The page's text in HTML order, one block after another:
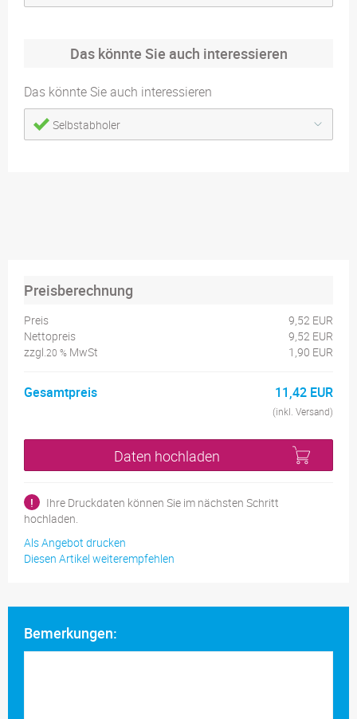
Das könnte Sie auch interessieren
Das könnte Sie auch interessieren
Selbstabholer
Preisberechnung
Preis
9,52 EUR
Nettopreis
9,52 EUR
zzgl.20 % MwSt 1,90 EUR
Gesamtpreis 11,42 EUR
(inkl. Versand)
Daten hochladen
!
Ihre Druckdaten können Sie im nächsten Schritt
hochladen.
Als Angebot drucken
Diesen Artikel weiterempfehlen
Bemerkungen: